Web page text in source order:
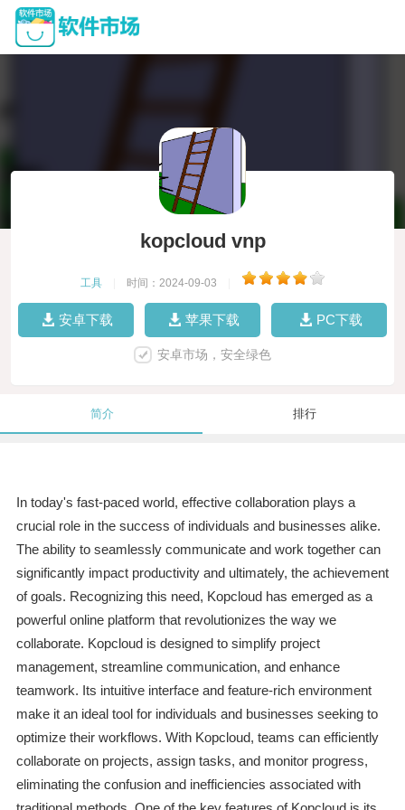
kopcloud vnp
工具 时间：2024-09-03
安卓下载 苹果下载 PC下载
安卓市场，安全绿色
简介 排行
In today's fast-paced world, effective collaboration plays a
crucial role in the success of individuals and businesses alike.
The ability to seamlessly communicate and work together can
significantly impact productivity and ultimately, the achievement
of goals. Recognizing this need, Kopcloud has emerged as a
powerful online platform that revolutionizes the way we
collaborate. Kopcloud is designed to simplify project
management, streamline communication, and enhance
teamwork. Its intuitive interface and feature-rich environment
make it an ideal tool for individuals and businesses seeking to
optimize their workflows. With Kopcloud, teams can efficiently
collaborate on projects, assign tasks, and monitor progress,
eliminating the confusion and inefficiencies associated with